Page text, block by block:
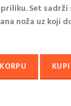
KM.
Set
noža uz koji